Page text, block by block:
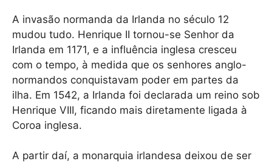
A invasão normanda da Irlanda no século 12
mudou tudo. Henrique II tornou-se Senhor da
Irlanda em 1171, e a influência inglesa cresceu
com o tempo, à medida que os senhores anglo-
normandos conquistavam poder em partes da
ilha. Em 1542, a Irlanda foi declarada um reino sob
Henrique VIII, ficando mais diretamente ligada à
Coroa inglesa.
A partir daí, a monarquia irlandesa deixou de ser